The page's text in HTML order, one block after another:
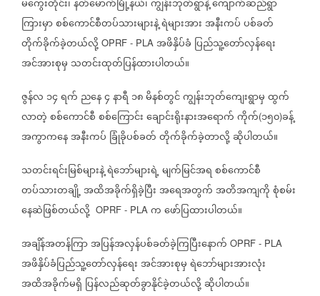
မကွေးတိုင်း၊နတ်မောက်မြို့နယ်၊ကျွန်းဘုတ်ရွာနဲ့ကျောက်ဆည်ရွာ
ကြားမှာစစ်ကောင်စီတပ်သားများနဲ့ရဲများအားအနီးကပ်ပစ်ခတ်
တိုက်ခိုက်ခဲ့တယ်လို့ OPRF - PLA အဖိနှိပ်ခံ ပြည်သူ့တော်လှန်ရေး
အင်အားစုမှ သတင်းထုတ်ပြန်ထားပါတယ်။
ဇွန်လ ၁၄ရက် ညနေ၄နာရီ ၁၈မိနစ်တွင်ကျွန်းဘုတ်ကျေးရွာမှထွက်
လာတဲ့စစ်ကောင်စီစစ်ကြောင်းချောင်းရိုးနားအရောက်ကိုက်(၁၅၀)ခန့်
အကွာကနေအနီးကပ် ခြုံခိုပစ်ခတ်တိုက်ခိုက်ခဲ့တာလို့ဆိုပါတယ်။
သတင်းရင်းမြစ်များနဲ့ရဲဘော်များရဲ့မျက်မြင်အရစစ်ကောင်စီ
တပ်သားတချို့အထိအခိုက်ရှိခဲ့ပြီးအရေအတွက်အတိအကျကိုစုံစမ်း
နေဆဲဖြစ်တယ်လို့ OPRF - PLA ကဖော်ပြထားပါတယ်။
အချိန်အတန်ကြာအပြန်အလှန်ပစ်ခတ်ခဲ့ကြပြီးနောက် OPRF - PLA
အဖိနှိပ်ခံပြည်သူ့တော်လှန်ရေးအင်အားစုမှရဲဘော်များအားလုံး
အထိအခိုက်မရှိ ပြန်လည်ဆုတ်ခွာနိုင်ခဲ့တယ်လို့ဆိုပါတယ်။